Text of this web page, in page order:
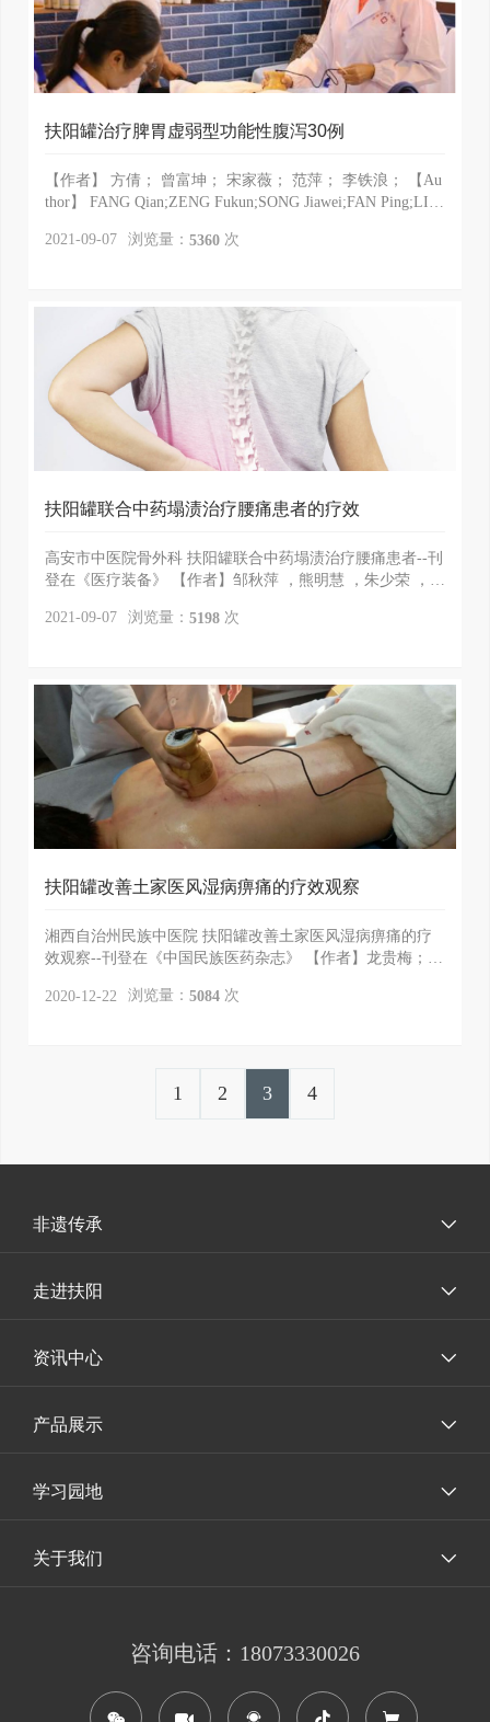
扶阳罐治疗脾胃虚弱型功能性腹泻30例
【作者】 方倩； 曾富坤； 宋家薇； 范萍； 李铁浪； 【Au
thor】 FANG Qian;ZENG Fukun;SONG Jiawei;FAN Ping;LI T
f Chinese Medicine; 【机构】 湖南中医药大...
2021-09-07 浏览量： 5360 次
扶阳罐联合中药塌渍治疗腰痛患者的疗效
高安市中医院骨外科 扶阳罐联合中药塌渍治疗腰痛患者--刊
登在《医疗装备》 【作者】邹秋萍 ，熊明慧 ，朱少荣 ，吴
2021-09-07
浏览量： 5198 次
扶阳罐改善土家医风湿病痹痛的疗效观察
湘西自治州民族中医院 扶阳罐改善土家医风湿病痹痛的疗
效观察--刊登在《中国民族医药杂志》 【作者】龙贵梅；吴
2020-12-22
浏览量： 5084 次
1 2 3 4
非遗传承
走进扶阳
资讯中心
产品展示
学习园地
关于我们
咨询电话：18073330026